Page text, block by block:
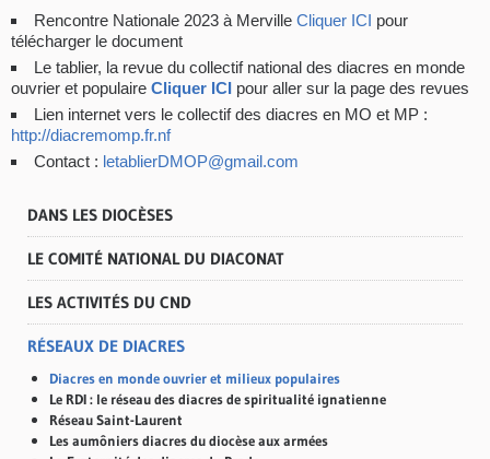
Rencontre Nationale 2023 à Merville Cliquer ICI pour
télécharger le document
Le tablier, la revue du collectif national des diacres en monde
ouvrier et populaire Cliquer ICI pour aller sur la page des revues
Lien internet vers le collectif des diacres en MO et MP :
http://diacremomp.fr.nf
Contact : letablierDMOP@gmail.com
DANS LES DIOCÈSES
LE COMITÉ NATIONAL DU DIACONAT
LES ACTIVITÉS DU CND
RÉSEAUX DE DIACRES
Diacres en monde ouvrier et milieux populaires
Le RDI : le réseau des diacres de spiritualité ignatienne
Réseau Saint-Laurent
Les aumôniers diacres du diocèse aux armées